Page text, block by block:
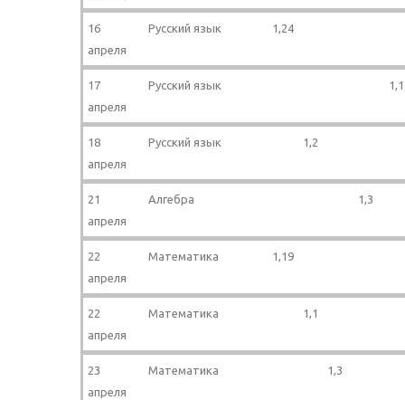
16
апреля
Русский язык 1,24
17
апреля
Русский язык 1,1
18
апреля
Русский язык 1,2
21
апреля
Алгебра 1,3
22
апреля
Математика 1,19
22
апреля
Математика 1,1
23
апреля
Математика 1,3